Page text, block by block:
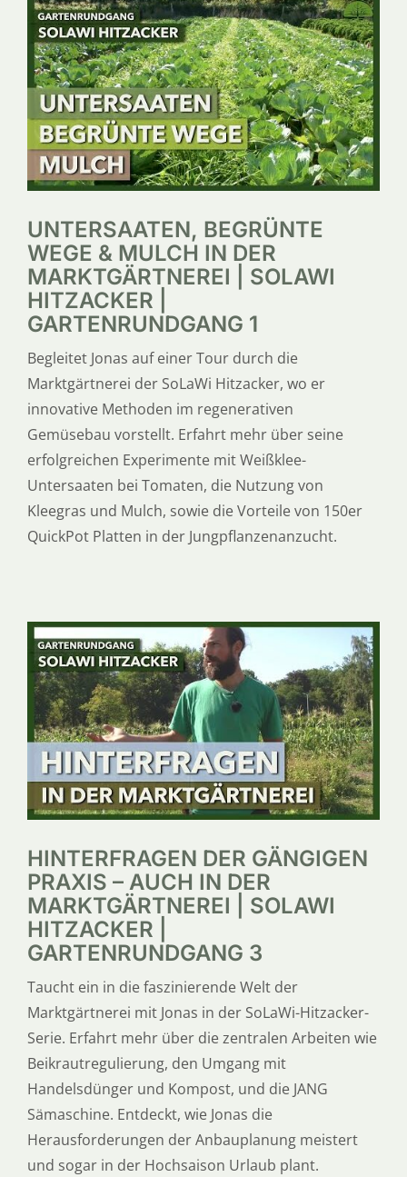
SERVICE
ÜBER UNS
UNTERSAATEN, BEGRÜNTE
WEGE & MULCH IN DER
MARKTGÄRTNEREI | SOLAWI
HITZACKER |
GARTENRUNDGANG 1
Begleitet Jonas auf einer Tour durch die
Marktgärtnerei der SoLaWi Hitzacker, wo er
innovative Methoden im regenerativen
Gemüsebau vorstellt. Erfahrt mehr über seine
erfolgreichen Experimente mit Weißklee-
Untersaaten bei Tomaten, die Nutzung von
Kleegras und Mulch, sowie die Vorteile von 150er
QuickPot Platten in der Jungpflanzenanzucht.
HINTERFRAGEN DER GÄNGIGEN
PRAXIS – AUCH IN DER
MARKTGÄRTNEREI | SOLAWI
HITZACKER |
GARTENRUNDGANG 3
Taucht ein in die faszinierende Welt der
Marktgärtnerei mit Jonas in der SoLaWi-Hitzacker-
Serie. Erfahrt mehr über die zentralen Arbeiten wie
Beikrautregulierung, den Umgang mit
Handelsdünger und Kompost, und die JANG
Sämaschine. Entdeckt, wie Jonas die
Herausforderungen der Anbauplanung meistert
und sogar in der Hochsaison Urlaub plant.